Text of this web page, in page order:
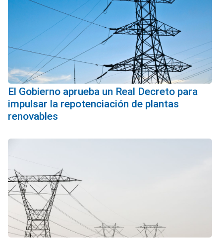
El Gobierno aprueba un Real Decreto para
impulsar la repotenciación de plantas
renovables